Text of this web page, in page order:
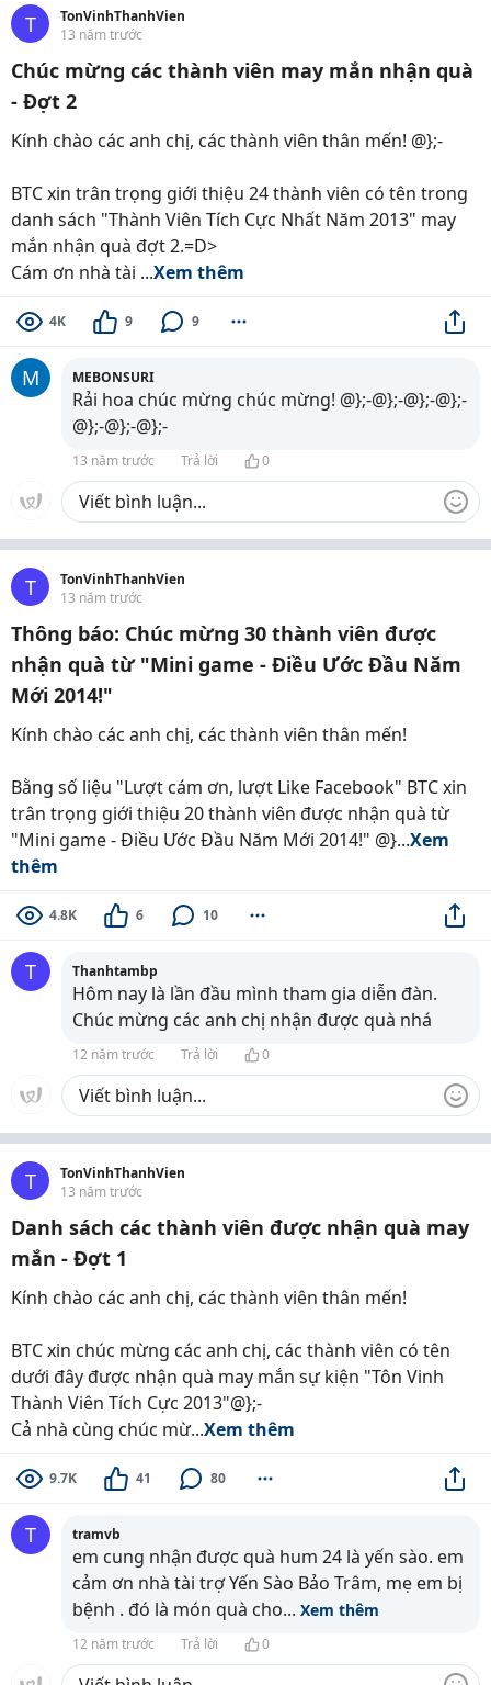
T
TonVinhThanhVien
13 năm trước
Chúc mừng các thành viên may mắn nhận quà
- Đợt 2
Kính chào các anh chị, các thành viên thân mến! @};-
BTC xin trân trọng giới thiệu 24 thành viên có tên trong
danh sách "Thành Viên Tích Cực Nhất Năm 2013" may
mắn nhận quà đợt 2.=D>
Cám ơn nhà tài ...Xem thêm
4K 9 9
M MEBONSURI
Rải hoa chúc mừng chúc mừng! @};-@};-@};-@};-
@};-@};-@};-
13 năm trước Trả lời 0
T
TonVinhThanhVien
13 năm trước
Thông báo: Chúc mừng 30 thành viên được
nhận quà từ "Mini game - Điều Ước Đầu Năm
Mới 2014!"
Kính chào các anh chị, các thành viên thân mến!
Bằng số liệu "Lượt cám ơn, lượt Like Facebook" BTC xin
trân trọng giới thiệu 20 thành viên được nhận quà từ
"Mini game - Điều Ước Đầu Năm Mới 2014!" @}...Xem
thêm
4.8K 6 10
T Thanhtambp
Hôm nay là lần đầu mình tham gia diễn đàn.
Chúc mừng các anh chị nhận được quà nhá
12 năm trước Trả lời 0
T
TonVinhThanhVien
13 năm trước
Danh sách các thành viên được nhận quà may
mắn - Đợt 1
Kính chào các anh chị, các thành viên thân mến!
BTC xin chúc mừng các anh chị, các thành viên có tên
dưới đây được nhận quà may mắn sự kiện "Tôn Vinh
Thành Viên Tích Cực 2013"@};-
Cả nhà cùng chúc mừ...Xem thêm
9.7K 41 80
T tramvb
em cung nhận được quà hum 24 là yến sào. em
cảm ơn nhà tài trợ Yến Sào Bảo Trâm, mẹ em bị
bệnh . đó là món quà cho... Xem thêm
12 năm trước Trả lời 0